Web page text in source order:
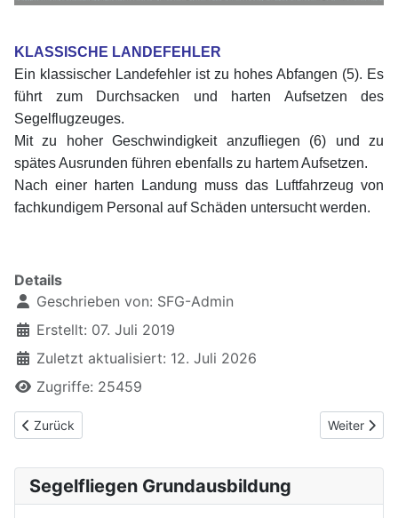
KLASSISCHE LANDEFEHLER
Ein klassischer Landefehler ist zu hohes Abfangen (5). Es
führt zum Durchsacken und harten Aufsetzen des
Segelflugzeuges.
Mit zu hoher Geschwindigkeit anzufliegen (6) und zu
spätes Ausrunden führen ebenfalls zu hartem Aufsetzen.
Nach einer harten Landung muss das Luftfahrzeug von
fachkundigem Personal auf Schäden untersucht werden.
Details
Geschrieben von: SFG-Admin
Erstellt: 07. Juli 2019
Zuletzt aktualisiert: 12. Juli 2026
Zugriffe: 25459
Vorheriger Beitrag: 4.16 F-Schlepp bei Seitenwind
Zurück Nächster
Weiter
Segelfliegen Grundausbildung